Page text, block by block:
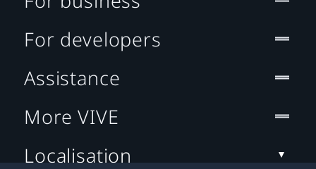
For developers
Assistance
More VIVE
Localisation